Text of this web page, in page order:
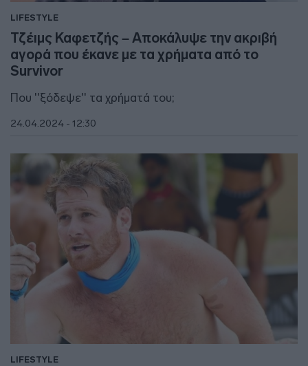
LIFESTYLE
Τζέιμς Καφετζής – Αποκάλυψε την ακριβή
αγορά που έκανε με τα χρήματα από το
Survivor
Που ''ξόδεψε'' τα χρήματά του;
24.04.2024 - 12:30
LIFESTYLE